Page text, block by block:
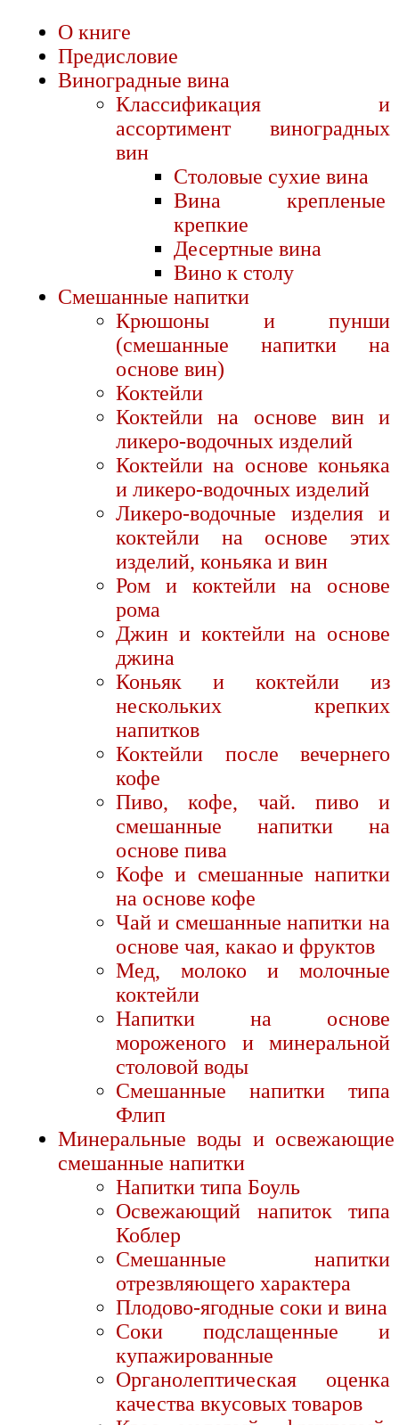
О книге
Предисловие
Виноградные вина
Классификация и
ассортимент виноградных
вин
Столовые сухие вина
Вина крепленые
крепкие
Десертные вина
Вино к столу
Смешанные напитки
Крюшоны и пунши
(смешанные напитки на
основе вин)
Коктейли
Коктейли на основе вин и
ликеро-водочных изделий
Коктейли на основе коньяка
и ликеро-водочных изделий
Ликеро-водочные изделия и
коктейли на основе этих
изделий, коньяка и вин
Ром и коктейли на основе
рома
Джин и коктейли на основе
джина
Коньяк и коктейли из
нескольких крепких
напитков
Коктейли после вечернего
кофе
Пиво, кофе, чай. пиво и
смешанные напитки на
основе пива
Кофе и смешанные напитки
на основе кофе
Чай и смешанные напитки на
основе чая, какао и фруктов
Мед, молоко и молочные
коктейли
Напитки на основе
мороженого и минеральной
столовой воды
Смешанные напитки типа
Флип
Минеральные воды и освежающие
смешанные напитки
Напитки типа Боуль
Освежающий напиток типа
Коблер
Смешанные напитки
отрезвляющего характера
Плодово-ягодные соки и вина
Соки подслащенные и
купажированные
Органолептическая оценка
качества вкусовых товаров